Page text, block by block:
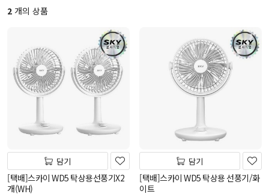
2 개의 상품
담기
[택배]스카이 WD5 탁상용선풍기X2
개(WH)
담기
[택배]스카이 WD5 탁상용 선풍기/화
이트